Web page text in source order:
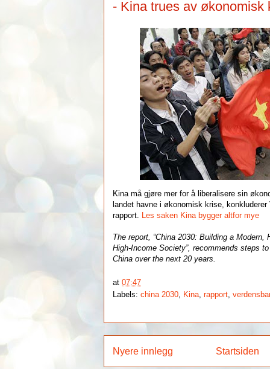
- Kina trues av økonomisk
Kina må gjøre mer for å liberalisere sin
landet havne i økonomisk krise,
rapport. Les saken Kina bygger altfor mye
The report, “China 2030: Building a Modern,
High-Income Society”, recommends steps
China over the next 20 years.
at07:47
Labels:china 2030 Kina ,rapport ,
Nyere innlegg Startsiden